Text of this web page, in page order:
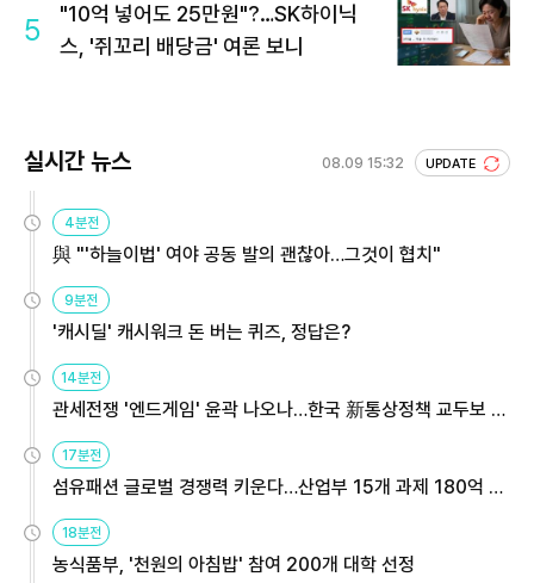
5
"10억 넣어도 25만원"?…SK하이닉
스, '쥐꼬리 배당금' 여론 보니
실시간 뉴스 08.09 15:32 UPDATE
4분전
與 "'하늘이법' 여야 공동 발의 괜찮아…그것이 협치"
9분전
'캐시딜' 캐시워크 돈 버는 퀴즈, 정답은?
14분전
관세전쟁 '엔드게임' 윤곽 나오나…한국 新통상정책 교두보 활
용해야
17분전
섬유패션 글로벌 경쟁력 키운다…산업부 15개 과제 180억 지
원
18분전
농식품부, '천원의 아침밥' 참여 200개 대학 선정